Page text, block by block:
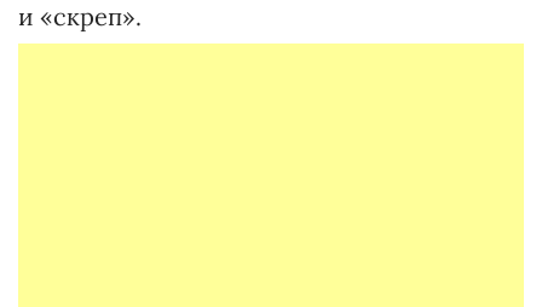
и «скреп».